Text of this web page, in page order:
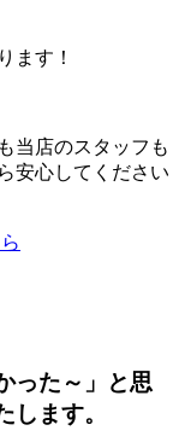
ます！
当店のスタッフも
安心してください
った～」と思
ます。